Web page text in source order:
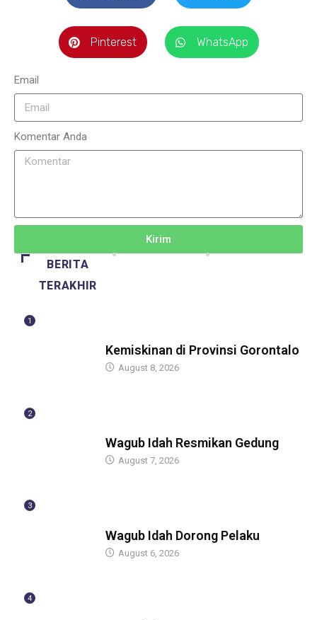
Pinterest WhatsApp
Email
Komentar Anda
Kirim
BERITA
TERAKHIR
1
Kemiskinan di Provinsi Gorontalo
August 8, 2026
2
Wagub Idah Resmikan Gedung
August 7, 2026
3
Wagub Idah Dorong Pelaku
August 6, 2026
4